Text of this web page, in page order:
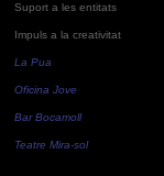
Suport a les entitats
Impuls a la creativitat
La Pua
Oficina Jove
Bar Bocamoll
Teatre Mira-sol